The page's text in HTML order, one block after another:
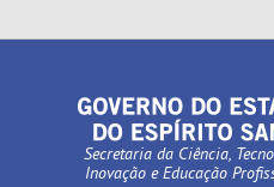
Secretaria da Ciência,
Inovação e Educação